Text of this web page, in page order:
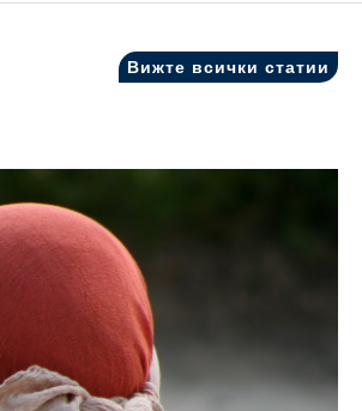
Вижте всички статии